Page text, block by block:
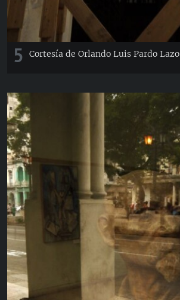
5 Cortesía de Orlando Luis Pardo Lazo